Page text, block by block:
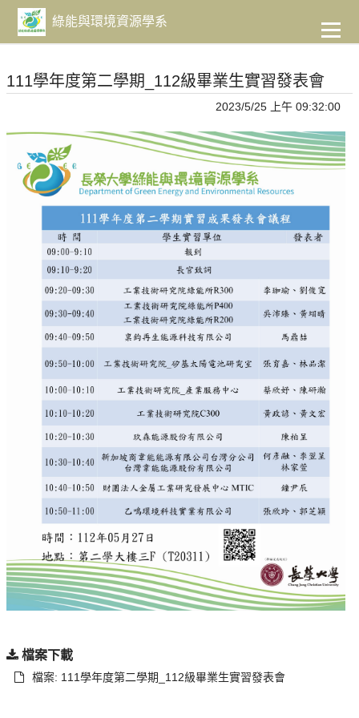
主
要
容
綠能與環境資源學系
111學年度第二學期_112級畢業生實習發表會
2023/5/25 上午 09:32:00
檔案下載
檔案: 111學年度第二學期_112級畢業生實習發表會